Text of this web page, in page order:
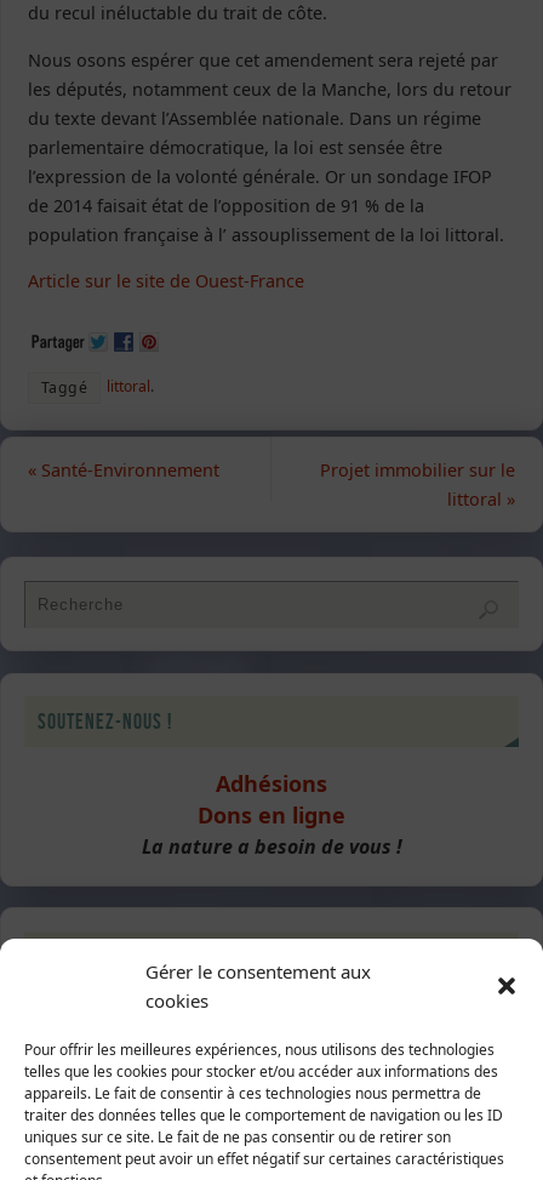
Gérer le consentement aux
cookies
Pour offrir les meilleures expériences, nous utilisons des technologies
telles que les cookies pour stocker et/ou accéder aux informations des
appareils. Le fait de consentir à ces technologies nous permettra de
traiter des données telles que le comportement de navigation ou les ID
uniques sur ce site. Le fait de ne pas consentir ou de retirer son
consentement peut avoir un effet négatif sur certaines caractéristiques
du recul inéluctable du trait de côte.
Nous osons espérer que cet amendement sera rejeté par
les députés, notamment ceux de la Manche, lors du retour
du texte devant l’Assemblée nationale. Dans un régime
parlementaire démocratique, la loi est sensée être
l’expression de la volonté générale. Or un sondage IFOP
de 2014 faisait état de l’opposition de 91 % de la
population française à l’ assouplissement de la loi littoral.
Article sur le site de Ouest-France
Taggé littoral.
«Santé-Environnement
Projet immobilier sur le
littoral »
Soutenez-nous !
Adhésions
Dons en ligne
La nature a besoin de vous !
Destruction de haies
Suivez-nous